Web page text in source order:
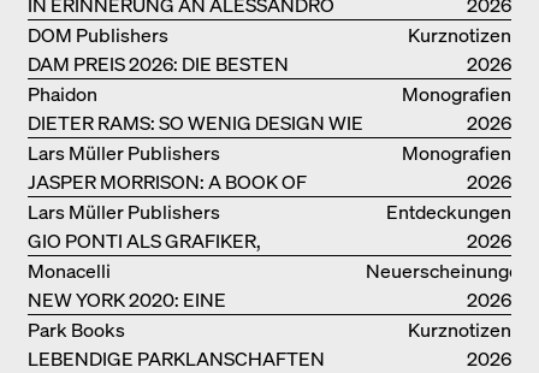
MENDINI
Kurznotizen
DAM PREIS 2026: DIE BESTEN
BAUTEN IN/AUS DEUTSCHLAND
DOM Publishers
2026
Monografien
DIETER RAMS: SO WENIG DESIGN WIE
MÖGLICH
Phaidon
2026
Monografien
JASPER MORRISON: A BOOK OF
THINGS
Lars Müller Publishers
2026
Entdeckungen
GIO PONTI ALS GRAFIKER,
ARCHITEKT, DESIGNER….
Lars Müller Publishers
2026
Neuerscheinungen
NEW YORK 2020: EINE
ENZYKLOPÄDIE DER ARCHITEKTUR
Monacelli
2026
Kurznotizen
LEBENDIGE PARKLANSCHAFTEN
Park Books
2026